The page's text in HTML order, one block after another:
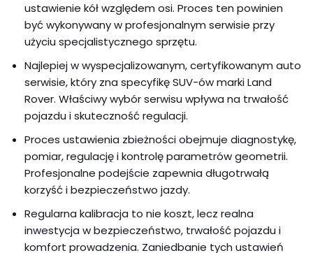
ustawienie kół względem osi. Proces ten powinien
być wykonywany w profesjonalnym serwisie przy
użyciu specjalistycznego sprzętu.
Najlepiej w wyspecjalizowanym, certyfikowanym auto
serwisie, który zna specyfikę SUV-ów marki Land
Rover. Właściwy wybór serwisu wpływa na trwałość
pojazdu i skuteczność regulacji.
Proces ustawienia zbieżności obejmuje diagnostykę,
pomiar, regulację i kontrolę parametrów geometrii.
Profesjonalne podejście zapewnia długotrwałą
korzyść i bezpieczeństwo jazdy.
Regularna kalibracja to nie koszt, lecz realna
inwestycja w bezpieczeństwo, trwałość pojazdu i
komfort prowadzenia. Zaniedbanie tych ustawień